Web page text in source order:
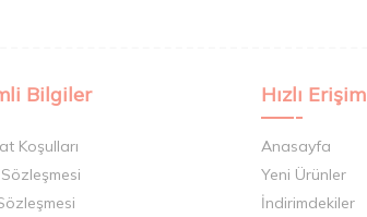
Bilgiler
Koşulları
Hızlı Erişim
Anasayfa
Yeni Ürünler
İndirimdekiler